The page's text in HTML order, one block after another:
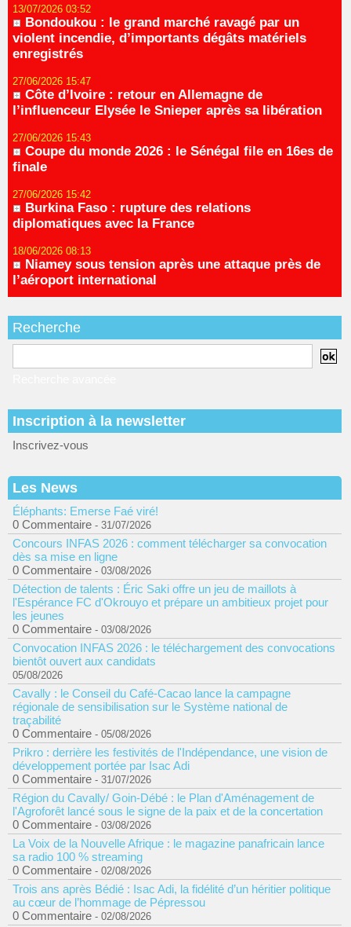
13/07/2026 03:52
Bondoukou : le grand marché ravagé par un
violent incendie, d’importants dégâts matériels
enregistrés
27/06/2026 15:47
Côte d’Ivoire : retour en Allemagne de
l’influenceur Elysée le Snieper après sa libération
27/06/2026 15:43
Coupe du monde 2026 : le Sénégal file en 16es de
finale
27/06/2026 15:42
Burkina Faso : rupture des relations
diplomatiques avec la France
18/06/2026 08:13
Niamey sous tension après une attaque près de
l’aéroport international
Recherche
Inscription à la newsletter
Inscrivez-vous
Les News
Éléphants: Emerse Faé viré!
0 Commentaire - 31/07/2026
Concours INFAS 2026 : comment télécharger sa convocation
dès sa mise en ligne
0 Commentaire - 03/08/2026
Détection de talents : Éric Saki offre un jeu de maillots à
l'Espérance FC d'Okrouyo et prépare un ambitieux projet pour
les jeunes
0 Commentaire - 03/08/2026
Convocation INFAS 2026 : le téléchargement des convocations
bientôt ouvert aux candidats
05/08/2026
Cavally : le Conseil du Café-Cacao lance la campagne
régionale de sensibilisation sur le Système national de
traçabilité
0 Commentaire - 05/08/2026
Prikro : derrière les festivités de l'Indépendance, une vision de
développement portée par Isac Adi
0 Commentaire - 31/07/2026
Région du Cavally/ Goin-Débé : le Plan d'Aménagement de
l'Agroforêt lancé sous le signe de la paix et de la concertation
0 Commentaire - 03/08/2026
La Voix de la Nouvelle Afrique : le magazine panafricain lance
sa radio 100 % streaming
0 Commentaire - 02/08/2026
Trois ans après Bédié : Isac Adi, la fidélité d’un héritier politique
au cœur de l’hommage de Pépressou
0 Commentaire - 02/08/2026